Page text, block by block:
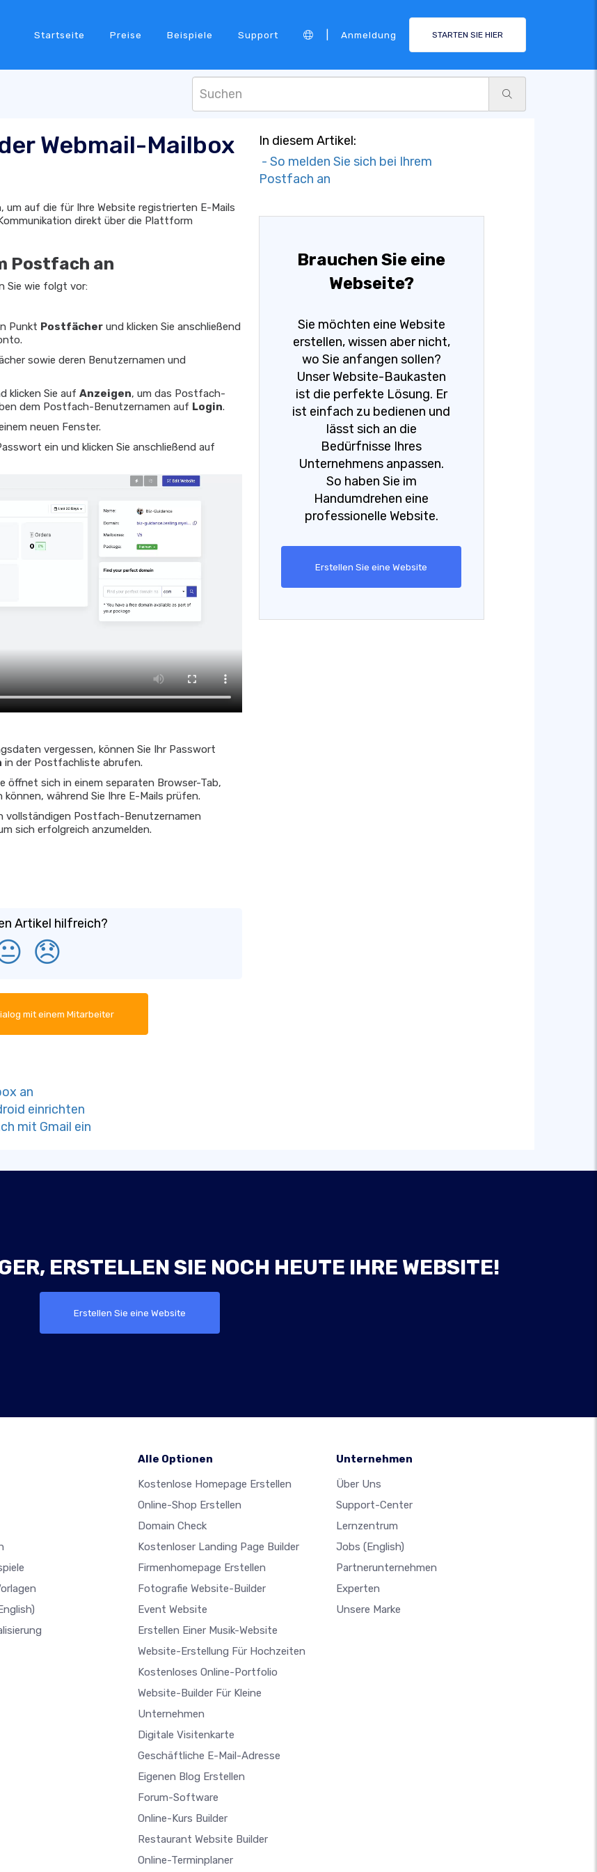
Startseite Preise Beispiele Support Anmeldung STARTEN SIE HIER
Webmail-Mailbox
um auf die für Ihre Website registrierten E-Mails
direkt über die Plattform
Postfach an
Sie wie folgt vor:
Punkt Postfächer und klicken Sie anschließend
sowie deren Benutzernamen und
klicken Sie auf Anzeigen, um das Postfach-
dem Postfach-Benutzernamen auf Login.
neuen Fenster.
ein und klicken Sie anschließend auf
vergessen, können Sie Ihr Passwort
in der Postfachliste abrufen.
öffnet sich in einem separaten Browser-Tab,
während Sie Ihre E-Mails prüfen.
vollständigen Postfach-Benutzernamen
sich erfolgreich anzumelden.
Artikel hilfreich?
😞
mit einem Mitarbeiter
an
einrichten
mit Gmail ein
In diesem Artikel:
- So melden Sie sich bei Ihrem
Postfach an
Brauchen Sie eine
Webseite?
Sie möchten eine Website
erstellen, wissen aber nicht,
wo Sie anfangen sollen?
Unser Website-Baukasten
ist die perfekte Lösung. Er
ist einfach zu bedienen und
lässt sich an die
Bedürfnisse Ihres
Unternehmens anpassen.
So haben Sie im
Handumdrehen eine
professionelle Website.
Erstellen Sie eine Website
ERSTELLEN SIE NOCH HEUTE IHRE WEBSITE!
Erstellen Sie eine Website
Alle Optionen
Kostenlose Homepage Erstellen
Online-Shop Erstellen
Domain Check
Kostenloser Landing Page Builder
Firmenhomepage Erstellen
Fotografie Website-Builder
Event Website
Erstellen Einer Musik-Website
Website-Erstellung Für Hochzeiten
Kostenloses Online-Portfolio
Website-Builder Für Kleine
Unternehmen
Digitale Visitenkarte
Geschäftliche E-Mail-Adresse
Eigenen Blog Erstellen
Forum-Software
Online-Kurs Builder
Restaurant Website Builder
Online-Terminplaner
Unternehmen
Über Uns
Support-Center
Lernzentrum
Jobs (English)
Partnerunternehmen
Experten
Unsere Marke